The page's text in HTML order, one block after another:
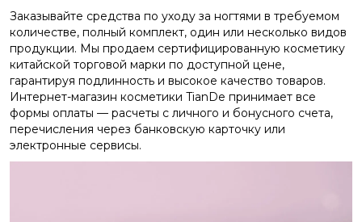
Заказывайте средства по уходу за ногтями в требуемом
количестве, полный комплект, один или несколько видов
продукции. Мы продаем сертифицированную косметику
китайской торговой марки по доступной цене,
гарантируя подлинность и высокое качество товаров.
Интернет-магазин косметики TianDe принимает все
формы оплаты — расчеты с личного и бонусного счета,
перечисления через банковскую карточку или
электронные сервисы.